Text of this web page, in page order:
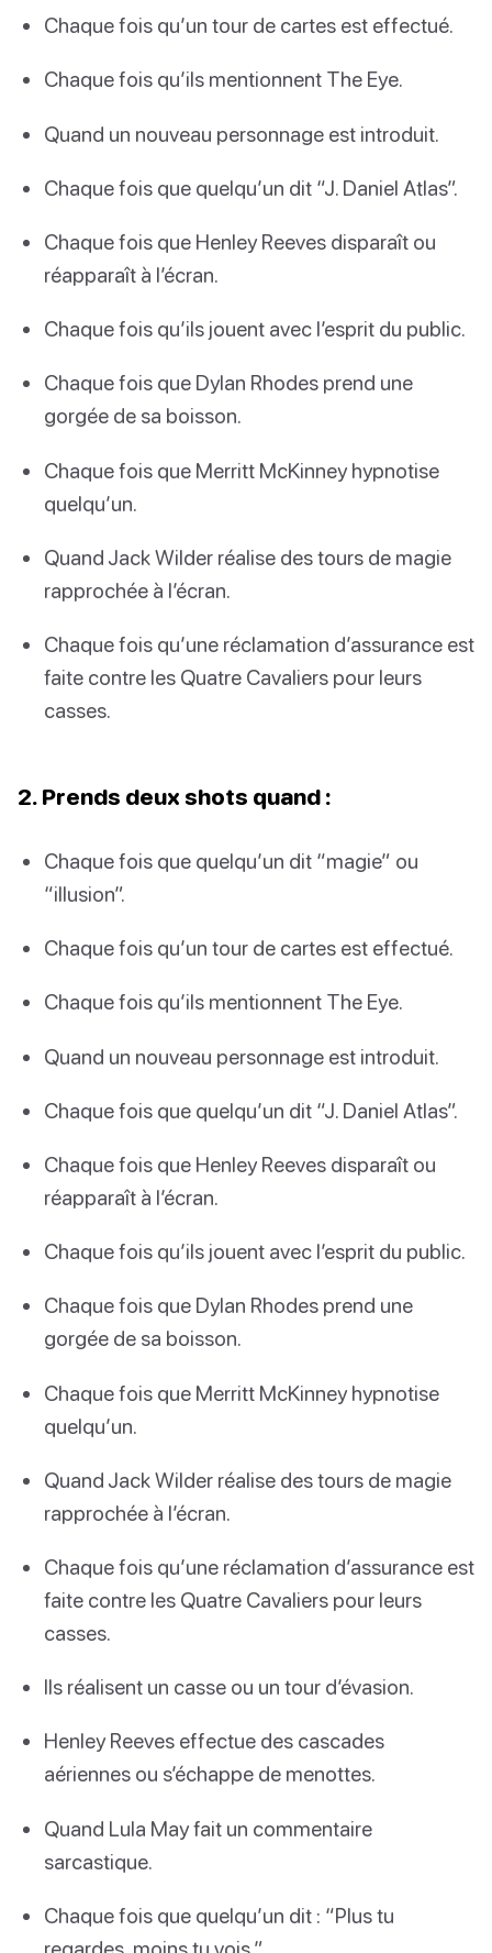
Chaque fois qu’un tour de cartes est effectué.
Chaque fois qu’ils mentionnent The Eye.
Quand un nouveau personnage est introduit.
Chaque fois que quelqu’un dit “J. Daniel Atlas”.
Chaque fois que Henley Reeves disparaît ou
réapparaît à l’écran.
Chaque fois qu’ils jouent avec l’esprit du public.
Chaque fois que Dylan Rhodes prend une
gorgée de sa boisson.
Chaque fois que Merritt McKinney hypnotise
quelqu’un.
Quand Jack Wilder réalise des tours de magie
rapprochée à l’écran.
Chaque fois qu’une réclamation d’assurance est
faite contre les Quatre Cavaliers pour leurs
casses.
2. Prends deux shots quand :
Chaque fois que quelqu’un dit “magie” ou
“illusion”.
Chaque fois qu’un tour de cartes est effectué.
Chaque fois qu’ils mentionnent The Eye.
Quand un nouveau personnage est introduit.
Chaque fois que quelqu’un dit “J. Daniel Atlas”.
Chaque fois que Henley Reeves disparaît ou
réapparaît à l’écran.
Chaque fois qu’ils jouent avec l’esprit du public.
Chaque fois que Dylan Rhodes prend une
gorgée de sa boisson.
Chaque fois que Merritt McKinney hypnotise
quelqu’un.
Quand Jack Wilder réalise des tours de magie
rapprochée à l’écran.
Chaque fois qu’une réclamation d’assurance est
faite contre les Quatre Cavaliers pour leurs
casses.
Ils réalisent un casse ou un tour d’évasion.
Henley Reeves effectue des cascades
aériennes ou s’échappe de menottes.
Quand Lula May fait un commentaire
sarcastique.
Chaque fois que quelqu’un dit : “Plus tu
regardes, moins tu vois.”